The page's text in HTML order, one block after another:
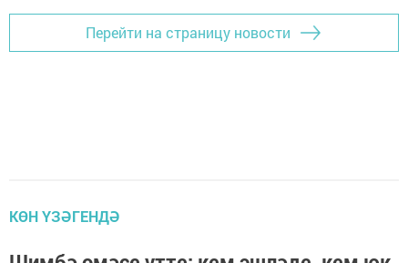
Перейти на страницу новости
КӨН ҮЗӘГЕНДӘ